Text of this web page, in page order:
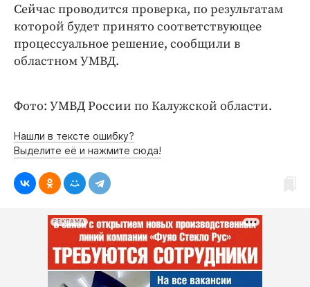
Интересное чтиво
Клиника года
Бренд года
Сейчас проводится проверка, по результатам
которой будет принято соответствующее
процессуальное решение, сообщили в
областном УМВД.
Фото: УМВД России по Калужской области.
Нашли в тексте ошибку?
Выделите её и нажмите сюда!
РЕКЛАМА